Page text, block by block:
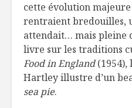
cette évolution
rentraient bredouilles,
attendait… mais pleine
livre sur les traditions
Food in England(1954),
Hartley illustre d’un
sea pie.